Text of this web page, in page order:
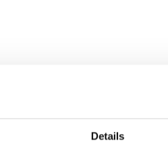
Details